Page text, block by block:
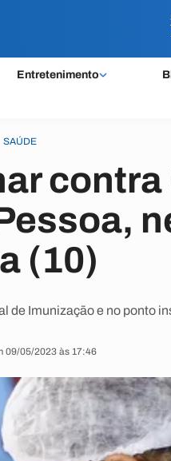
Entretenimento
SAÚDE
(10)
de Imunização e no ponto
09/05/2023 às 17:46